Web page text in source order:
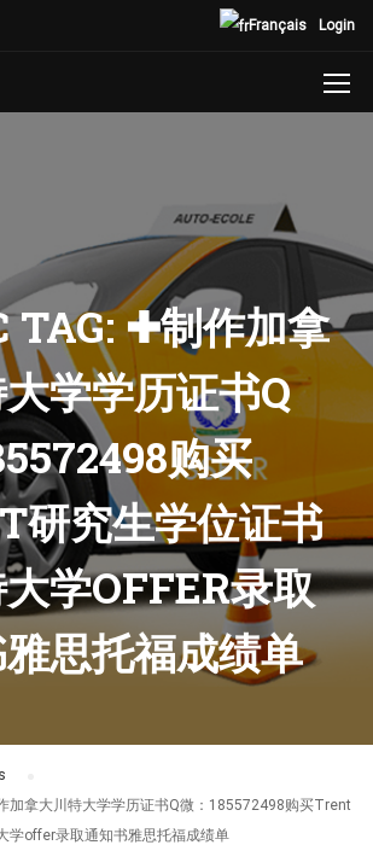
Login
Français
TAG: ✚制作加拿
学学历证书Q
购买
研究生学位证书
学OFFER录取
思托福成绩单
加拿大川特大学学历证书Q微：185572498购买Trent
学offer录取通知书雅思托福成绩单